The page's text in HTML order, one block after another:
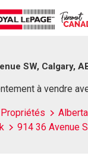
SW, Calgary,
à vendre
Propriétés Alberta
914 36 Avenue